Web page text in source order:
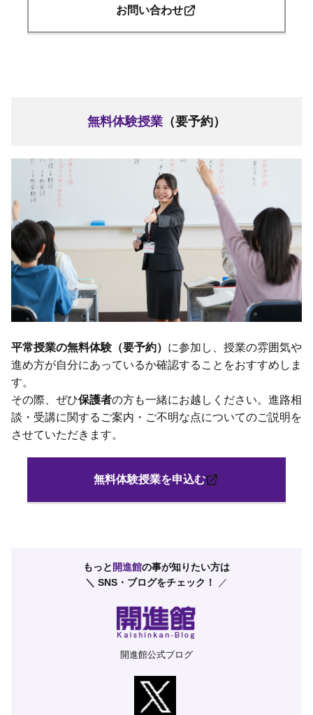
お問い合わせ
無料体験授業 （要予約）
平常授業の無料体験（要予約） に参加し、授業の雰囲気や
進め方が自分にあっているか確認することをおすすめしま
す。
その際、ぜひ保護者の方も一緒にお越しください。進路相
談・受講に関するご案内・ご不明な点についてのご説明を
させていただきます。
無料体験授業を申込む
もっと 開進館の事が知りたい方は
＼ SNS・ブログをチェック！
／
開進館公式ブログ